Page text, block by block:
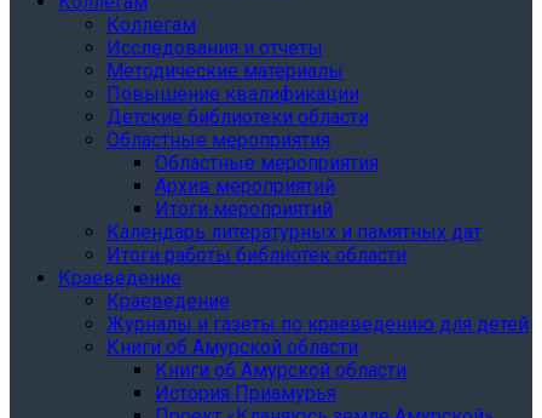
Коллегам
Исследования и отчеты
Методические материалы
Повышение квалификации
Детские библиотеки области
Областные мероприятия
Областные мероприятия
Архив мероприятий
Итоги мероприятий
Календарь литературных и памятных дат
Итоги работы библиотек области
Краеведение
Краеведение
Журналы и газеты по краеведению для детей
Книги об Амурской области
Книги об Амурской области
История Приамурья